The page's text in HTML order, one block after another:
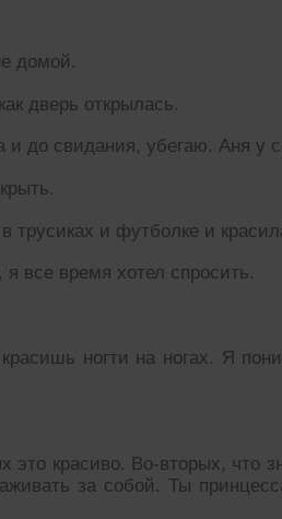
дверь открылась.
убегаю. Аня у
трусиках и футболке и
время хотел спросить.
на ногах. Я
Во-вторых, что
за собой. Ты